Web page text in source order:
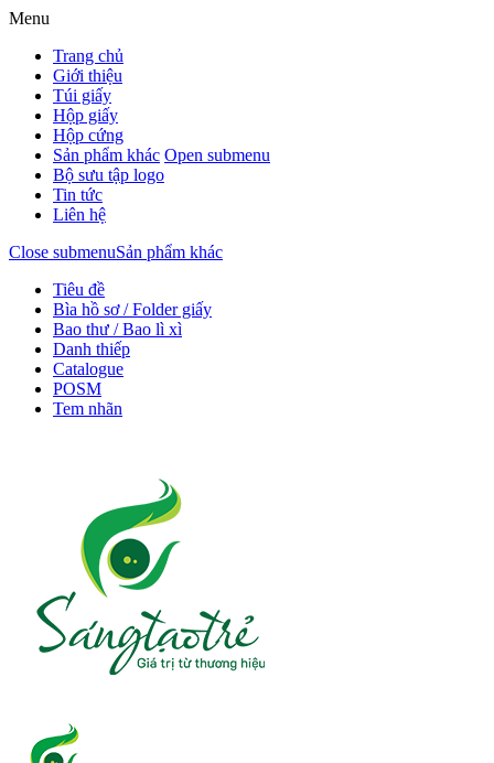
Menu
Trang chủ
Giới thiệu
Túi giấy
Hộp giấy
Hộp cứng
Sản phẩm khác Open submenu
Bộ sưu tập logo
Tin tức
Liên hệ
Close submenuSản phẩm khác
Tiêu đề
Bìa hồ sơ / Folder giấy
Bao thư / Bao lì xì
Danh thiếp
Catalogue
POSM
Tem nhãn